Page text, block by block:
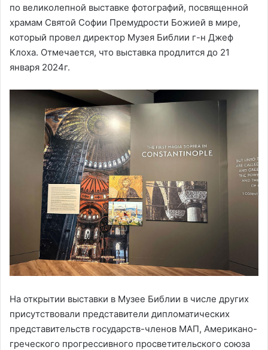
по великолепной выставке фотографий, посвященной
храмам Святой Софии Премудрости Божией в мире,
который провел директор Музея Библии г-н Джеф
Клоха. Отмечается, что выставка продлится до 21
января 2024г.
На открытии выставки в Музее Библии в числе других
присутствовали представители дипломатических
представительств государств-членов МАП, Американо-
греческого прогрессивного просветительского союза